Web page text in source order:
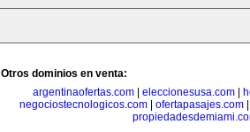
Otros dominios en venta:
argentinaofertas.com| eleccionesusa.com|
negociostecnologicos.com
ofertapasajes.com